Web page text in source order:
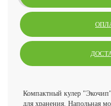
Компактный кулер
для хранения. Напольная